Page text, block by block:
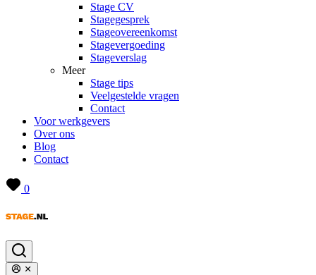
Stage CV
Stagegesprek
Stageovereenkomst
Stagevergoeding
Stageverslag
Meer
Stage tips
Veelgestelde vragen
Contact
Voor werkgevers
Over ons
Blog
Contact
0